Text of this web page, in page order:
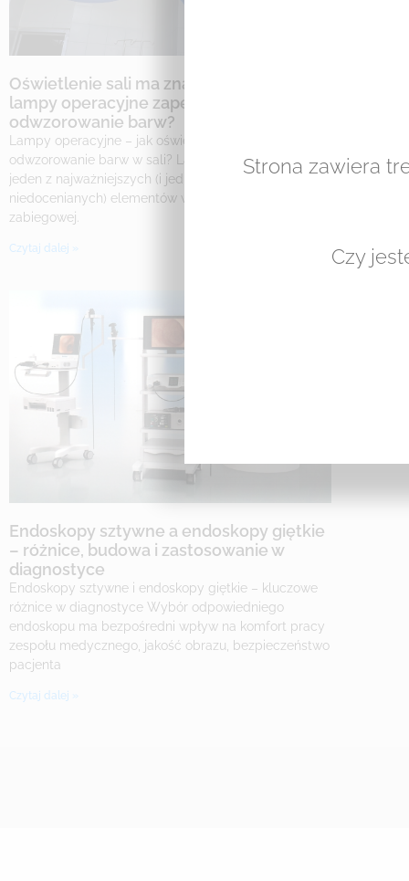
Oświetlenie sali ma znaczenie: Jakie
lampy operacyjne zapewniają najlepsze
odwzorowanie barw?
Lampy operacyjne – jak oświetlenie wpływa na
odwzorowanie barw w sali? Lampy operacyjne to
jeden z najważniejszych (i jednocześnie najczęściej
niedocenianych) elementów wyposażenia sali
zabiegowej.
Czytaj dalej »
realnie
Endoskopy sztywne a endoskopy giętkie
– różnice, budowa i zastosowanie w
diagnostyce
Endoskopy sztywne i endoskopy giętkie – kluczowe
różnice w diagnostyce Wybór odpowiedniego
endoskopu ma bezpośredni wpływ na komfort pracy
zespołu medycznego, jakość obrazu, bezpieczeństwo
pacjenta
Czytaj dalej »
Strona zawiera
Czy